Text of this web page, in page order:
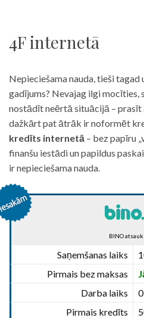
4F internetā
Nepieciešama nauda, tieši
gadījums? Nevajag ilgi mocīties,
nostādīt neērtā situācijā – prasīt
dažkārt pat ātrāk ir noformēt
kredīts internetā – bez papīru
finanšu iestādi un papildus
ir nepieciešama nauda.
BINO
Saņemšanas laiks
Pirmais bez maksas
Darba laiks
Pirmais kredīts